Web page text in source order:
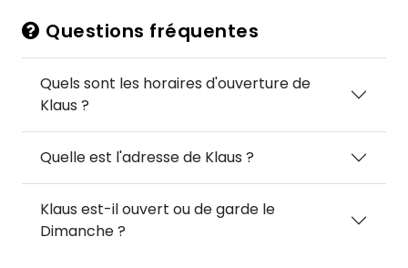
Questions fréquentes
Quels sont les horaires d'ouverture de
Klaus ?
Quelle est l'adresse de Klaus ?
Klaus est-il ouvert ou de garde le
Dimanche ?